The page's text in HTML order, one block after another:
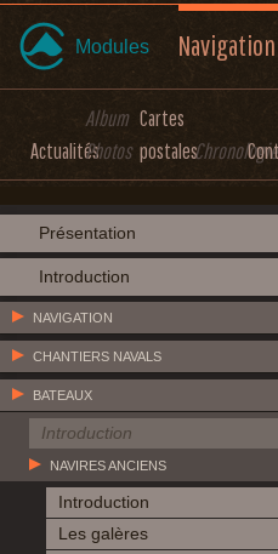
Modules
Actualités
Album
Photos
Cartes
postalesChronologie
Présentation
Introduction
NAVIGATION
CHANTIERS NAVALS
BATEAUX
Introduction
NAVIRES ANCIENS
Introduction
Les galères